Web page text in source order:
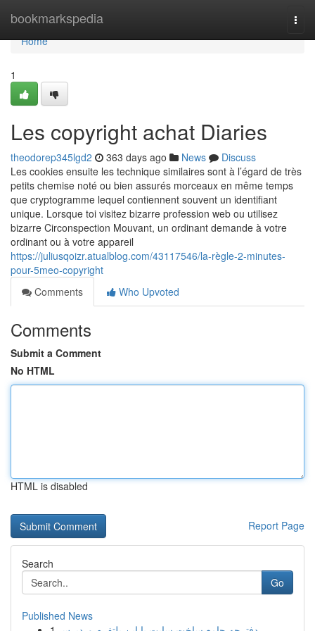
bookmarkspedia
Home
Home
1
Les copyright achat Diaries
theodorep345lgd2 363 days ago News
Discuss
Les cookies ensuite les technique similaires sont à l’égard de très
petits chemise noté ou bien assurés morceaux en même temps
que cryptogramme lequel contiennent souvent un identifiant
unique. Lorsque toi visitez bizarre profession web ou utilisez
bizarre Circonspection Mouvant, un ordinant demande à votre
ordinant ou à votre appareil
https://juliusqoizr.atualblog.com/43117546/la-règle-2-minutes-
pour-5meo-copyright
Comments
Who Upvoted
Comments
Submit a Comment
No HTML
HTML is disabled
Report Page
Search
Go
Published News